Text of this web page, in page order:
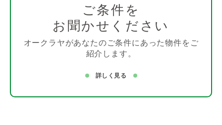
ご条件を
お聞かせください
オークラヤがあなたのご条件にあった物件をご
紹介します。
詳しく見る